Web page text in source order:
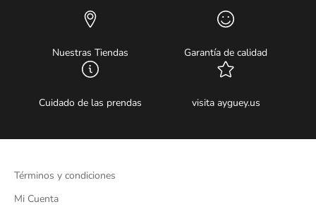
Nuestras Tiendas Garantía de calidad
Cuidado de las prendas visita ayguey.us
Términos y condiciones
Mi Cuenta